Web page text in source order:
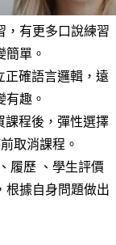
，有更多口說練習
簡單。
正確語言邏輯，遠
有趣。
課程後，彈性選擇
取消課程。
履歷 、學生評價
根據自身問題做出